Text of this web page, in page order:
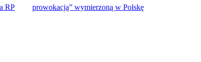
RP
prowokacją” wymierzoną w Polskę